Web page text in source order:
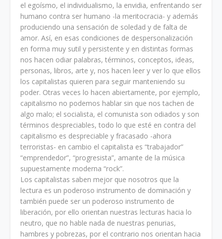
el egoísmo, el individualismo, la envidia, enfrentando ser
humano contra ser humano -la meritocracia- y además
produciendo una sensación de soledad y de falta de
amor. Así, en esas condiciones de despersonalización
en forma muy sutil y persistente y en distintas formas
nos hacen odiar palabras, términos, conceptos, ideas,
personas, libros, arte y, nos hacen leer y ver lo que ellos
los capitalistas quieren para seguir manteniendo su
poder. Otras veces lo hacen abiertamente, por ejemplo,
capitalismo no podemos hablar sin que nos tachen de
algo malo; el socialista, el comunista son odiados y son
términos despreciables, todo lo que esté en contra del
capitalismo es despreciable y fracasado -ahora
terroristas- en cambio el capitalista es “trabajador”
“emprendedor”, “progresista”, amante de la música
supuestamente moderna “rock”.
Los capitalistas saben mejor que nosotros que la
lectura es un poderoso instrumento de dominación y
también puede ser un poderoso instrumento de
liberación, por ello orientan nuestras lecturas hacia lo
neutro, que no hable nada de nuestras penurias,
hambres y pobrezas, por el contrario nos orientan hacia